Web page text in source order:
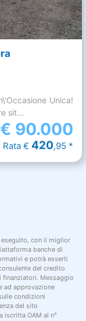
Unica!
sit...
€ 90.000
Rata € 420,95 *
con il miglior
banche di
e potrà esserti
del credito
finanziatori. Messaggio
ad approvazione
condizioni
del sito
iscritta OAM al n°